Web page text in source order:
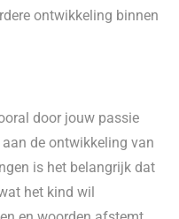
ontwikkeling binnen
door jouw passie
de ontwikkeling van
is het belangrijk dat
het kind wil